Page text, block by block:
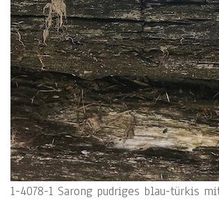
1-4078-1 Sarong pudriges blau-türkis